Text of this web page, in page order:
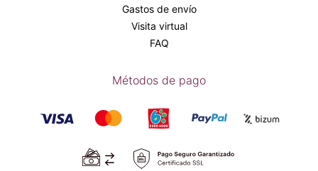
Gastos de envío
Visita virtual
FAQ
Métodos de pago